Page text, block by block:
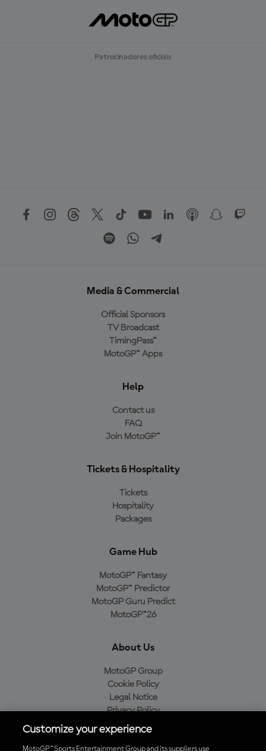
Patrocinadores oficiais
Media & Commercial
Official Sponsors
TV Broadcast
TimingPass™
MotoGP™ Apps
Help
Contact us
FAQ
Join MotoGP™
Tickets & Hospitality
Tickets
Hospitality
Packages
Game Hub
MotoGP™ Fantasy
MotoGP™ Predictor
MotoGP Guru Predict
MotoGP™26
About Us
MotoGP Group
Cookie Policy
Legal Notice
Privacy Policy
Purchase Policy
Customize your experience
MotoGP™ Sports Entertainment Group and its suppliers use